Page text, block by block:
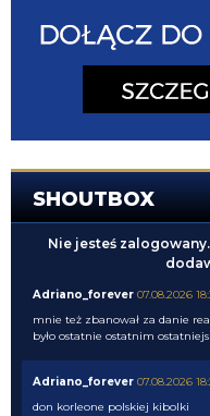
SHOUTBOX
Nie jesteś
Adriano_forever 07.08.2026
mnie też zbanował za danie
było ostatnie ostatnim
Adriano_forever 07.08.2026
don korleone polskiej kibolki